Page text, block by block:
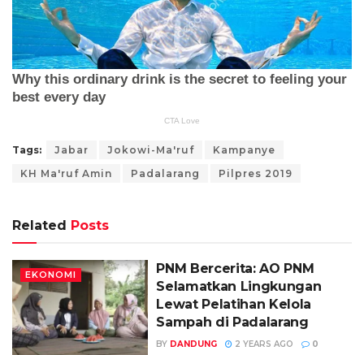
Tags: Jabar Jokowi-Ma'ruf
Kampanye
KH Ma'ruf Amin
Padalarang Pilpres 2019
Related Posts
EKONOMI
PNM Bercerita: AO PNM
Selamatkan Lingkungan
Lewat Pelatihan Kelola
Sampah di Padalarang
BY DANDUNG 2 YEARS AGO 0